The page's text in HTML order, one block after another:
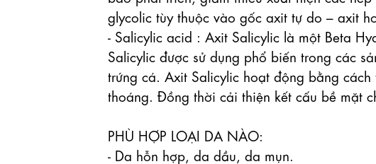
glycolic tùy thuộc vào gốc axit tự do – axit
- Salicylic acid : Axit Salicylic là một Beta
Salicylic được sử dụng phổ biến trong các
trứng cá. Axit Salicylic hoạt động bằng
thoáng. Đồng thời cải thiện kết cấu bề mặt
PHÙ HỢP LOẠI DA NÀO:
- Da hỗn hợp, da dầu, da mụn.